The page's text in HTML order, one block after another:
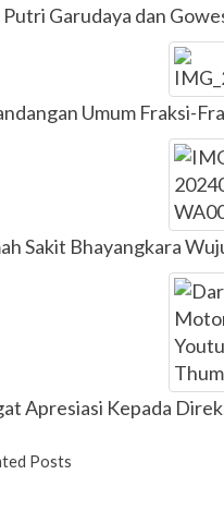
Garudaya dan
Umum Fraksi-
Sakit Bhayangkara
Apresiasi Kepada
Posts